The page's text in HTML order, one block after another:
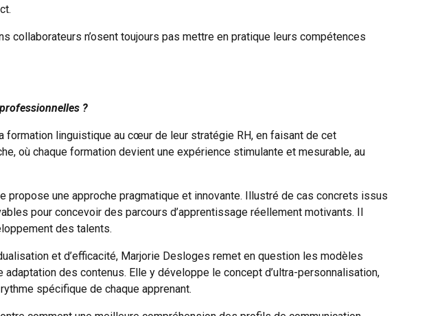
n’osent toujours pas mettre en pratique leurs compétences
?
formation linguistique au cœur de leur stratégie RH, en faisant de cet
où chaque formation devient une expérience stimulante et mesurable, au
propose une approche pragmatique et innovante. Illustré de cas concrets issus
pour concevoir des parcours d’apprentissage réellement motivants. Il
des talents.
et d’efficacité, Marjorie Desloges remet en question les modèles
des contenus. Elle y développe le concept d’ultra-personnalisation,
spécifique de chaque apprenant.